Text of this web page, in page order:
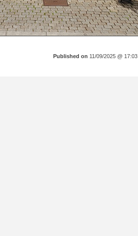
Published on 11/09/2025 @ 17:03